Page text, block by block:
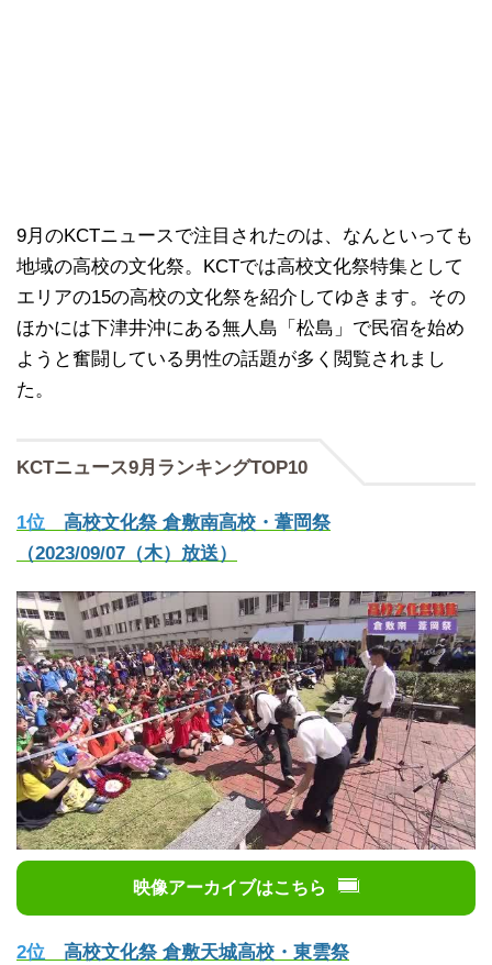
9月のKCTニュースで注目されたのは、なんといっても
地域の高校の文化祭。KCTでは高校文化祭特集として
エリアの15の高校の文化祭を紹介してゆきます。その
ほかには下津井沖にある無人島「松島」で民宿を始め
ようと奮闘している男性の話題が多く閲覧されまし
た。
KCTニュース9月ランキングTOP10
1位 高校文化祭 倉敷南高校・葦岡祭
（2023/09/07（木）放送）
映像アーカイブはこちら
2位 高校文化祭 倉敷天城高校・東雲祭